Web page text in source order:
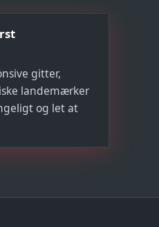
gitter,
landemærker
og let at